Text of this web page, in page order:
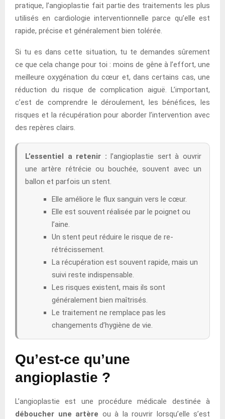
pratique, l’angioplastie fait partie des traitements les plus
utilisés en cardiologie interventionnelle parce qu’elle est
rapide, précise et généralement bien tolérée.
Si tu es dans cette situation, tu te demandes sûrement
ce que cela change pour toi : moins de gêne à l’effort, une
meilleure oxygénation du cœur et, dans certains cas, une
réduction du risque de complication aiguë. L’important,
c’est de comprendre le déroulement, les bénéfices, les
risques et la récupération pour aborder l’intervention avec
des repères clairs.
L’essentiel a retenir : l’angioplastie sert à ouvrir
une artère rétrécie ou bouchée, souvent avec un
ballon et parfois un stent.
Elle améliore le flux sanguin vers le cœur.
Elle est souvent réalisée par le poignet ou
l’aine.
Un stent peut réduire le risque de re-
rétrécissement.
La récupération est souvent rapide, mais un
suivi reste indispensable.
Les risques existent, mais ils sont
généralement bien maîtrisés.
Le traitement ne remplace pas les
changements d’hygiène de vie.
Qu’est-ce qu’une
angioplastie ?
L’angioplastie est une procédure médicale destinée à
déboucher une artère ou à la rouvrir lorsqu’elle s’est